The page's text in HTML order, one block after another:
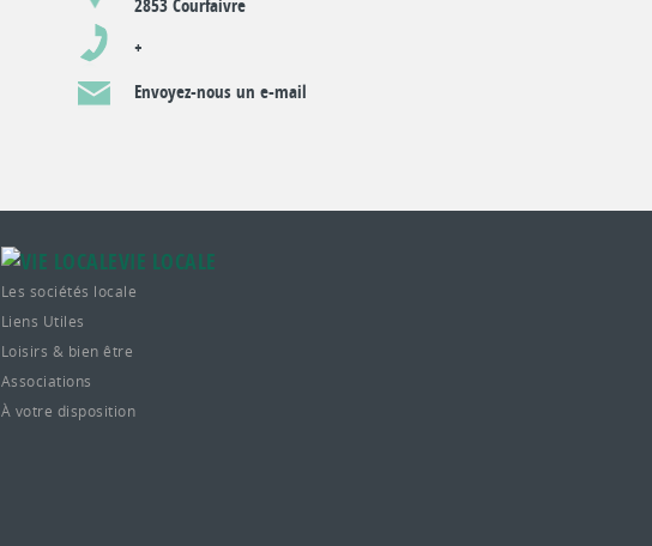
2853 Courfaivre
+
Envoyez-nous un e-mail
VIE LOCALE
Les sociétés locale
Liens Utiles
Loisirs & bien être
Associations
À votre disposition